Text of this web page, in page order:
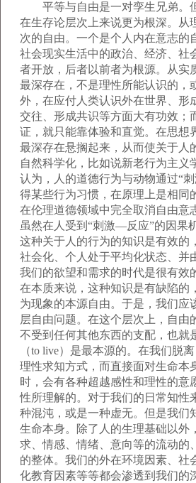
平等与自由是一对孪生兄弟。
在生存论层次上来说更为根深。从
次的自由。一个是个人内在意志的
社会现实生活中的政治、经济、社
者开放，后者以前者为根源。从实
最深存在，不是理性所能认识的，
外，在应付人类认识外在世界、形
交往、形成共识等方面大有功效；
证，就只能靠体验和直觉。在思想
最深存在悬搁起来，从而使关于人
自然科学化，比如说新老行为主义
认为，人的道德行为与动物通过“
得某些行为习惯，在原理上是相同
在伦理道德领域中完全取消自由意
虽然在人受到“刺激—反应”的因果
这种关于人的行为的知识是有效的
社会化、个人处于平均化状态、并
我们的欲望和需求的时代是很有效
在本质来说，这种知识是有缺陷的
为现象的本源自由。于是，我们应
层自由问题。在这个层次上，自由
不受到任何其他东西的支配，也就
（to live）是最本源的。在我们脱
理性求知方式，而直接面对生命本
时，会有各种超越感性和理性的意
性所理解的。对于我们的日常知性
种混沌，或是一种虚无。但是我们
生命本身。除了人的生理基础以外
求、情感、情绪、意向等的流动的
的整体。我们的外在环境因素、社
化教育因素等等都会渗透到我们的